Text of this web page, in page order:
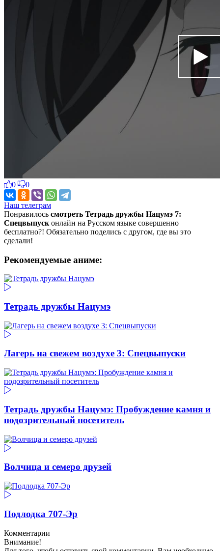
0 0
Наш телеграм
Понравилось смотреть Тетрадь дружбы Нацумэ 7:
Спецвыпуск онлайн на Русском языке совершенно
бесплатно?! Обязательно поделись с другом, где вы это
сделали!
Рекомендуемые аниме:
Тетрадь дружбы Нацумэ
Лагерь на свежем воздухе 3: Спецвыпуски
Тетрадь дружбы Нацумэ: Пробуждение камня и
подозрительный посетитель
Волчица и семеро друзей
Подлодка 707-Эр
Комментарии
Внимание!